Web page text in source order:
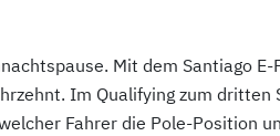
Mit dem Santiago
Im Qualifying zum dritten
Fahrer die Pole-Position